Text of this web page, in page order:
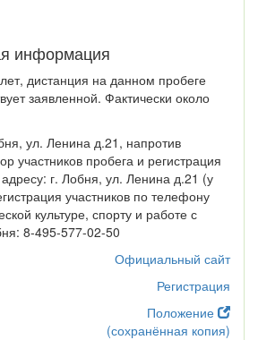
информация
дистанция на данном пробеге
заявленной. Фактически около
ул. Ленина д.21, напротив
участников пробега и регистрация
г. Лобня, ул. Ленина д.21 (у
участников по телефону
культуре, спорту и работе с
8-495-577-02-50
Официальный сайт
Регистрация
Положение
(сохранённая копия)